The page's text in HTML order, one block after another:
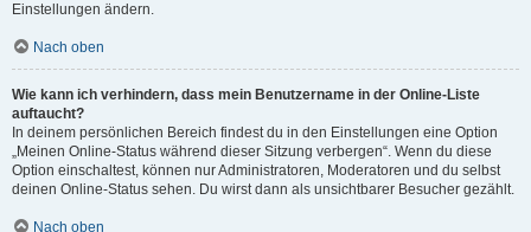
Einstellungen ändern.
Nach oben
Wie kann ich verhindern, dass mein Benutzername in der Online-Liste
auftaucht?
In deinem persönlichen Bereich findest du in den Einstellungen eine Option
„Meinen Online-Status während dieser Sitzung verbergen“. Wenn du diese
Option einschaltest, können nur Administratoren, Moderatoren und du selbst
deinen Online-Status sehen. Du wirst dann als unsichtbarer Besucher gezählt.
Nach oben